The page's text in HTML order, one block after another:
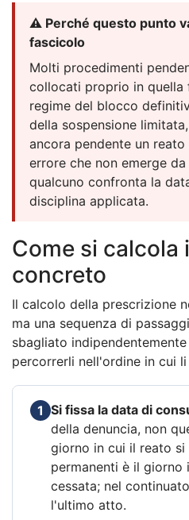
⚠️ Perché questo punto
fascicolo
Molti procedimenti
collocati proprio in quella
regime del blocco
della sospensione
ancora pendente un
errore che non emerge
qualcuno confronta la
disciplina applicata.
Come si calcola
concreto
Il calcolo della prescrizione
ma una sequenza di
sbagliato
percorrerli nell'ordine in cui
1 Si fissa la data di
della denuncia, non
giorno in cui il reato si
permanenti è il giorno
cessata; nel
l'ultimo atto.